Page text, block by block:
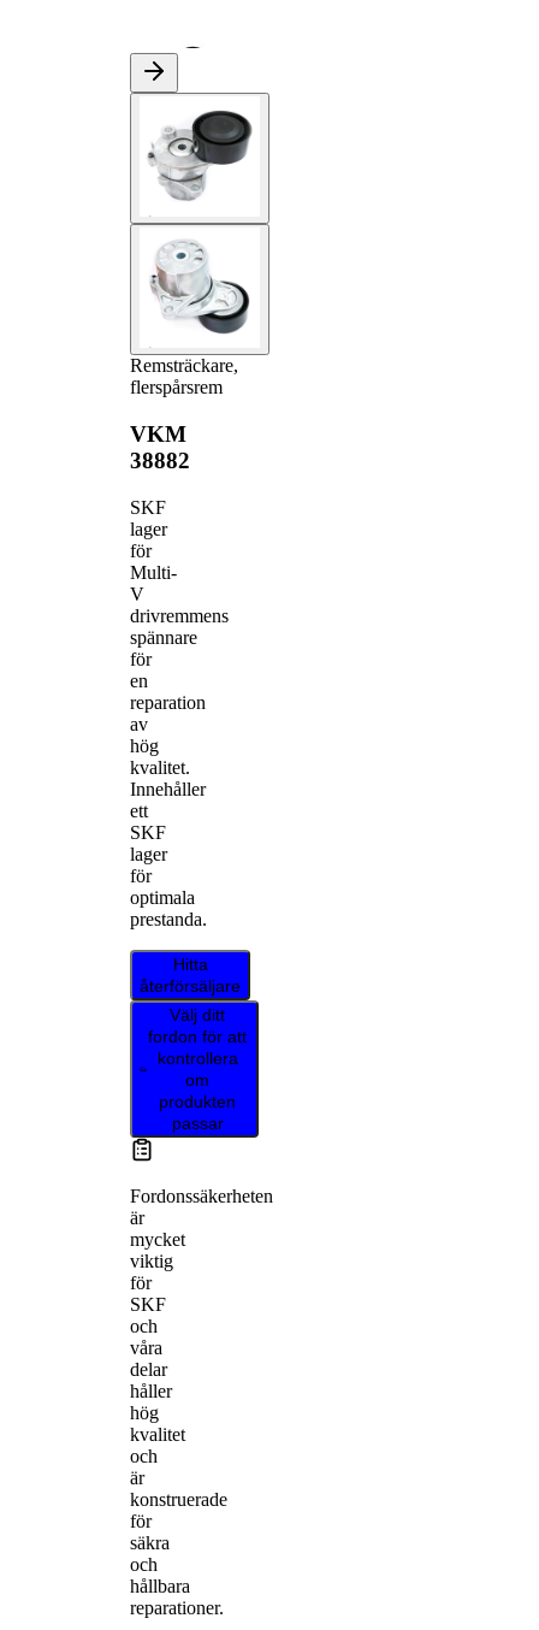
Remsträckare,
flerspårsrem
VKM
38882
SKF
lager
för
Multi-
V
drivremmens
spännare
för
en
reparation
av
hög
kvalitet.
Innehåller
ett
SKF
lager
för
optimala
prestanda.
Hitta
återförsäljare
Välj ditt
fordon för att
kontrollera
om
produkten
passar
Fordonssäkerheten
är
mycket
viktig
för
SKF
och
våra
delar
håller
hög
kvalitet
och
är
konstruerade
för
säkra
och
hållbara
reparationer.